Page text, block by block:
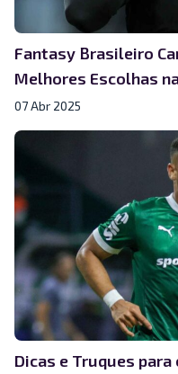
Fantasy Brasileiro
Melhores Escolhas
07 Abr 2025
Dicas e Truques